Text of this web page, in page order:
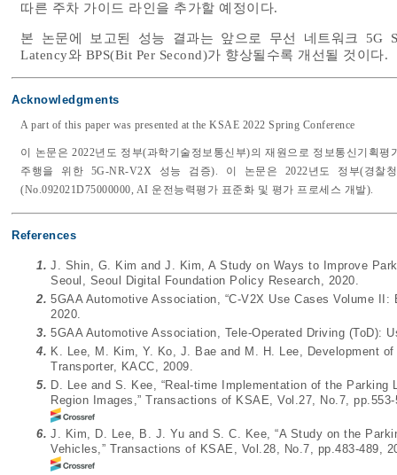
따른 주차 가이드 라인을 추가할 예정이다.
본 논문에 보고된 성능 결과는 앞으로 무선 네트워크 5G
Latency와 BPS(Bit Per Second)가 향상될수록 개선될 것이다.
Acknowledgments
A part of this paper was presented at the KSAE 2022 Spring Conference
이 논문은 2022년도 정부(과학기술정보통신부)의 재원으로 정보통신기획
주행을 위한 5G-NR-V2X 성능 검증). 이 논문은 2022년도 정부(경찰
(No.092021D75000000, AI 운전능력평가 표준화 및 평가 프로세스 개발).
References
1. J. Shin, G. Kim and J. Kim, A Study on Ways to Improve
Seoul, Seoul Digital Foundation Policy Research, 2020.
2. 5GAA Automotive Association, “C-V2X Use Cases Volume
2020.
3. 5GAA Automotive Association, Tele-Operated Driving (ToD):
4. K. Lee, M. Kim, Y. Ko, J. Bae and M. H. Lee, Development
Transporter, KACC, 2009.
5. D. Lee and S. Kee, “Real-time Implementation of the
Region Images,” Transactions of KSAE, Vol.27, No.7,
6. J. Kim, D. Lee, B. J. Yu and S. C. Kee, “A Study on the
Vehicles,” Transactions of KSAE, Vol.28, No.7, pp.483-489,